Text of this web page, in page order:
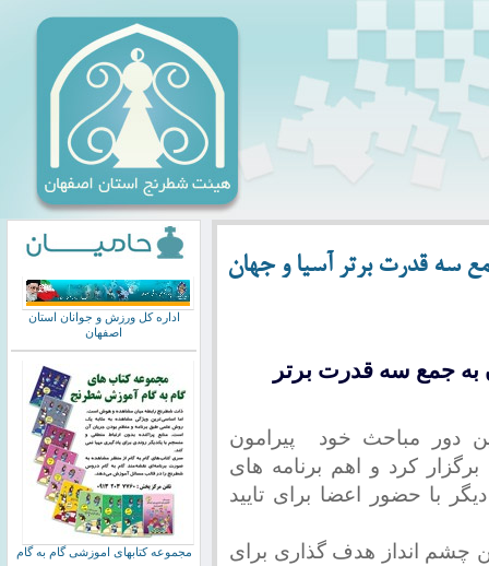
سه قدرت برتر آسیا و جهان
جمع سه قدرت برتر
دور مباحث خود
پیرامون
کرد و اهم برنامه های
با حضور اعضا برای تایید
چشم انداز هدف گذاری برای
اداره کل ورزش و جوانان استان
اصفهان
مجموعه کتابهای اموزشی گام به گام